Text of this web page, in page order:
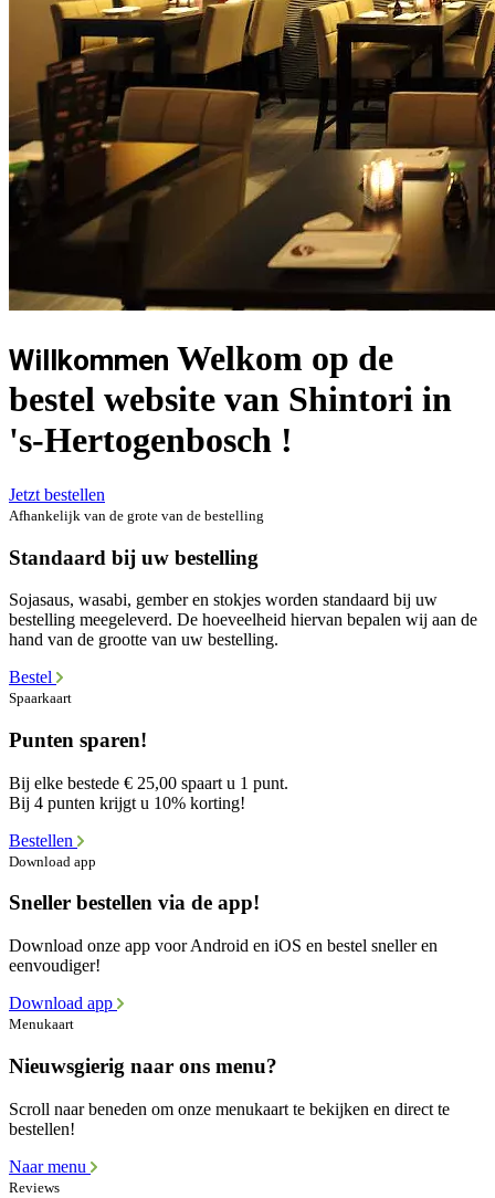
Willkommen Welkom op de
bestel website van Shintori in
's-Hertogenbosch !
Jetzt bestellen
Afhankelijk van de grote van de bestelling
Standaard bij uw bestelling
Sojasaus, wasabi, gember en stokjes worden standaard bij uw
bestelling meegeleverd. De hoeveelheid hiervan bepalen wij aan de
hand van de grootte van uw bestelling.
Bestel
Spaarkaart
Punten sparen!
Bij elke bestede € 25,00 spaart u 1 punt.
Bij 4 punten krijgt u 10% korting!
Bestellen
Download app
Sneller bestellen via de app!
Download onze app voor Android en iOS en bestel sneller en
eenvoudiger!
Download app
Menukaart
Nieuwsgierig naar ons menu?
Scroll naar beneden om onze menukaart te bekijken en direct te
bestellen!
Naar menu
Reviews